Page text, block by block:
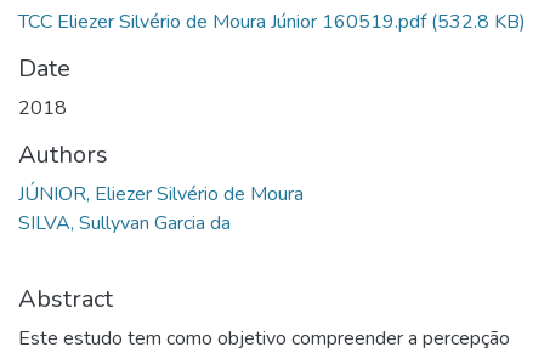
TCC Eliezer Silvério de Moura Júnior 160519.pdf(532.8 KB)
Date
2018
Authors
JÚNIOR, Eliezer Silvério de Moura
SILVA, Sullyvan Garcia da
Abstract
Este estudo tem como objetivo compreender a percepção